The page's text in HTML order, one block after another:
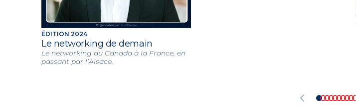
ÉDITION 2024
Le networking de demain
Le networking du Canada à la France, en
passant par l’Alsace.